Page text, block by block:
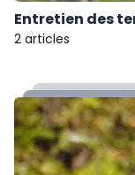
Entretien des
2 articles